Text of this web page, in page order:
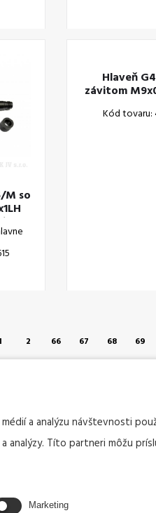
M so
s
Hlaveň
závitom
Kód tovaru:
2 66 67 68 69
a analýzu návštevnosti
analýzy. Títo partneri môžu
Marketing